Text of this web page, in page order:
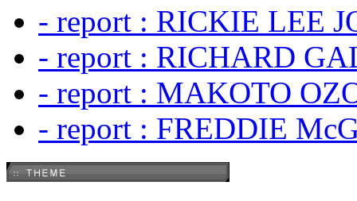
- report : RICKIE LEE
- report : RICHARD
- report : MAKOTO
- report : FREDDIE